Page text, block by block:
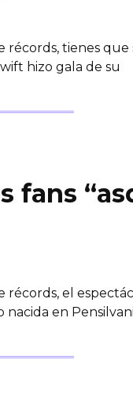
récords, tienes
hizo gala de su
fans
récords, el
en